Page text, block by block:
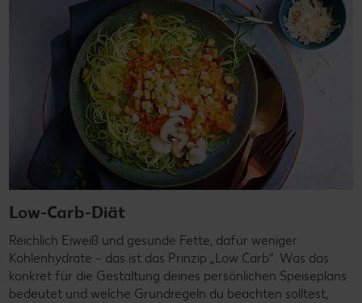
Low-Carb-Diät
Reichlich Eiweiß und gesunde Fette, dafür weniger
Kohlenhydrate – das ist das Prinzip „Low Carb“. Was das
konkret für die Gestaltung deines persönlichen Speiseplans
bedeutet und welche Grundregeln du beachten solltest,